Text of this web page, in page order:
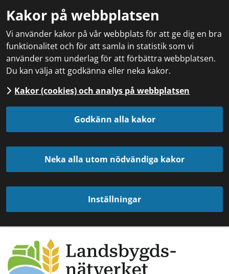
Kakor på webbplatsen
Vi använder kakor på vår webbplats för att ge dig en bra
funktionalitet och för att samla in statistik som vi
använder som underlag för att förbättra webbplatsen.
Du kan välja att godkänna eller neka kakor.
Kakor (cookies) och analys på webbplatsen
Godkänn alla kakor
Neka alla utom nödvändiga kakor
Inställningar